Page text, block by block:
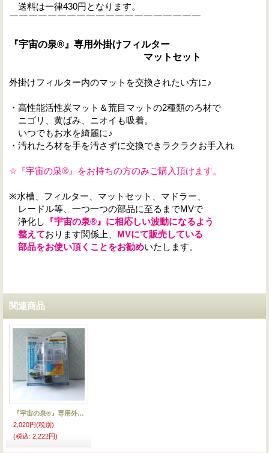
送料は一律430円となります。
￣￣￣￣￣￣￣￣￣￣￣￣￣￣￣￣￣￣￣￣
『宇宙の泉®』専用外掛けフィルター
マットセット
外掛けフィルター内のマットを交換されたい方に♪
・高性能活性炭マット＆荒目マットの2種類のろ材で
ニゴリ、黄ばみ、ニオイも吸着。
いつでもお水を綺麗に♪
・汚れたろ材を手を汚さずに交換できラクラクお手入れ
☆『宇宙の泉®』をお持ちの方のみご購入頂けます。
※水槽、フィルター、マットセット、マドラー、
レードル等、一つ一つの部品に至るまでMVで
浄化し
『宇宙の泉®』に相応しい波動になるよう
整えております関係上、 MVにて販売している
部品をお使い頂くことをお勧めいたします。
関連商品
『宇宙の泉®』専用外掛けフィルター
2,020円(税別)
(税込: 2,222円)